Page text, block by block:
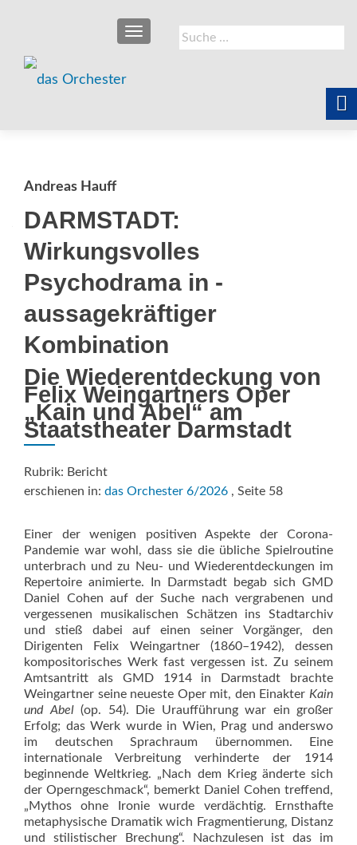
Suche
nach:
SCHALTE NAVIGATION
Andreas Hauff
DARMSTADT:
Wirkungsvolles
Psychodrama in ­
aussagekräftiger
Kombination
Die Wiederentdeckung von
Felix Weingartners Oper
„Kain und Abel“ am
Staatstheater Darmstadt
Rubrik: Bericht
erschienen in: das Orchester 6/2026 , Seite 58
Einer der wenigen positiven Aspekte der Corona-
Pandemie war wohl, dass sie die übliche Spielroutine
unterbrach und zu Neu- und Wiederentdeckungen im
Repertoire animierte. In Darmstadt begab sich GMD
Daniel Cohen auf der Suche nach vergrabenen und
vergessenen musikalischen Schätzen ins Stadtarchiv
und stieß dabei auf einen seiner Vorgänger, den
Dirigenten Felix Weingartner (1860–1942), dessen
kompositorisches Werk fast vergessen ist. Zu seinem
Amtsantritt als GMD 1914 in Darmstadt brachte
Weingartner seine neueste Oper mit, den Einakter Kain
und Abel(op. 54). Die Uraufführung war ein großer
Erfolg; das Werk wurde in Wien, Prag und anderswo
im deutschen Sprachraum übernommen. Eine
internationale Verbreitung verhinderte der 1914
beginnende Weltkrieg. „Nach dem Krieg änderte sich
der Operngeschmack“, bemerkt Daniel Cohen treffend,
„Mythos ohne Ironie wurde verdächtig. Ernsthafte
metaphysische Dramatik wich Fragmentierung, Distanz
und stilistischer Brechung“. Nachzulesen ist das im